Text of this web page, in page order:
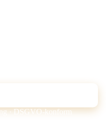
· DSGVO-konform